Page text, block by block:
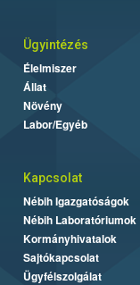
Ügyintézés
Élelmiszer
Állat
Növény
Labor/Egyéb
Kapcsolat
Nébih Igazgatóságok
Nébih Laboratóriumok
Kormányhivatalok
Sajtókapcsolat
Ügyfélszolgálat